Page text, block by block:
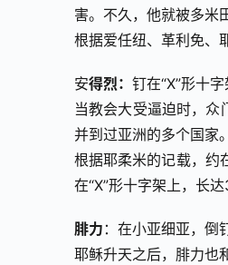
害。不久，他就被多米
根据爱任纽、革利免、
安得烈： 钉在“X”形十
当教会大受逼迫时，众
并到过亚洲的多个国家。
根据耶柔米的记载，约
在“X”形十字架上，长达
腓力 ：在小亚细亚，倒
耶稣升天之后，腓力也